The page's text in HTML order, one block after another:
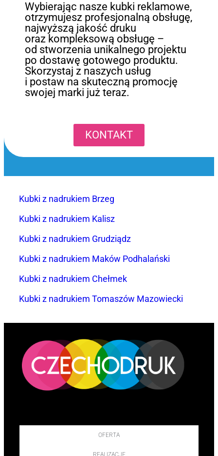
Wybierając nasze kubki reklamowe,
otrzymujesz profesjonalną obsługę,
najwyższą jakość druku
oraz kompleksową obsługę –
od stworzenia unikalnego projektu
po dostawę gotowego produktu.
Skorzystaj z naszych usług
i postaw na skuteczną promocję
swojej marki już teraz.
KONTAKT
Kubki z nadrukiem Brzeg
Kubki z nadrukiem Kalisz
Kubki z nadrukiem Grudziądz
Kubki z nadrukiem Maków Podhalański
Kubki z nadrukiem Chełmek
Kubki z nadrukiem Tomaszów Mazowiecki
OFERTA
REALIZACJE